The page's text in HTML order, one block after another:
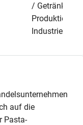
/ Getränke
Produktion &
Industrie
auf die
Pasta-